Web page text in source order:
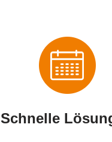
Schnelle